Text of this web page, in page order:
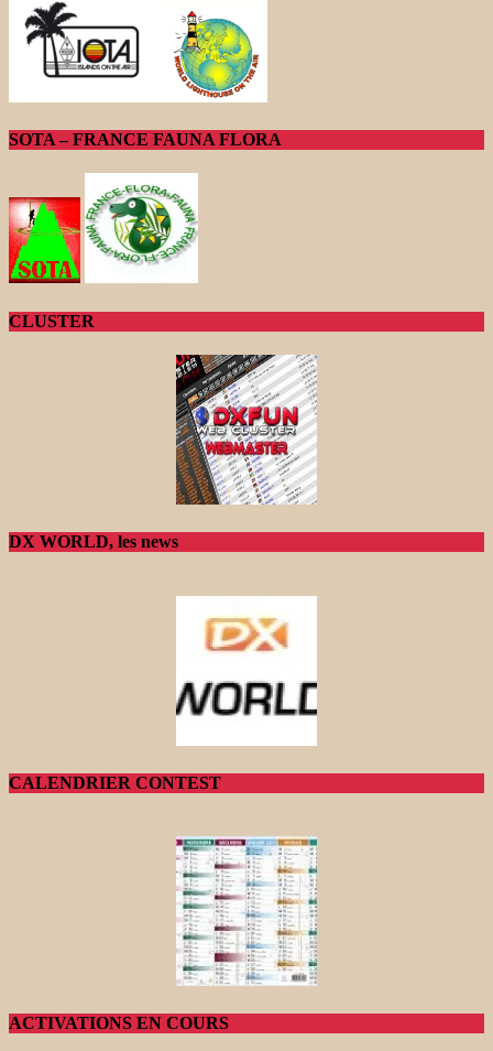
SOTA – FRANCE FAUNA FLORA
CLUSTER
DX WORLD, les news
CALENDRIER CONTEST
ACTIVATIONS EN COURS